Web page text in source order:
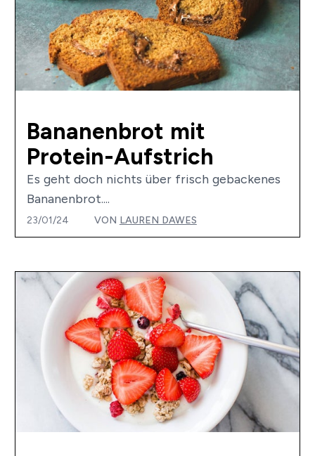
Bananenbrot mit
Protein-Aufstrich
Es geht doch nichts über frisch gebackenes
Bananenbrot....
23/01/24 VON LAUREN DAWES